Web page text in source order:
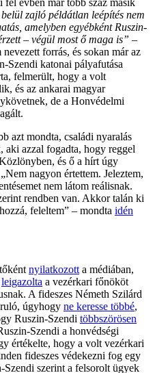
belül zajló példátlan leépítés nem
amelyben egyébként Ruszin-
– végül most ő maga is” –
forrás, és sokan már az
Szendi katonai pályafutása
felmerült, hogy a volt
és az ankarai magyar
de a Honvédelmi
azt mondta, családi nyaralás
aki azzal fogadta, hogy reggel
és ő a hírt úgy
nagyon értettem. Jeleztem,
nem látom reálisnak.
rendben van. Akkor talán ki
feleltem” – mondta idén
nyilatkozott a médiában,
leigazolta a vezérkari főnököt
A fideszes Németh Szilárd
úgyhogy ne keresse többé,
Ruszin-Szendi többszörösen
Szendi a honvédségi
értékelte, hogy a volt vezérkari
fideszes védekezni fog egy
Szendi szerint a felsorolt ügyek